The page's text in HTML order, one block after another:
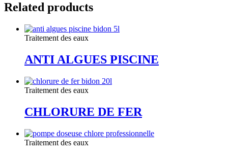
Related products
Traitement des eaux
ANTI ALGUES PISCINE
Traitement des eaux
CHLORURE DE FER
Traitement des eaux